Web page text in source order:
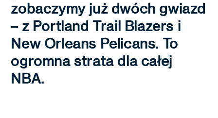
zobaczymy już dwóch gwiazd
– z Portland Trail Blazers i
New Orleans Pelicans. To
ogromna strata dla całej
NBA.